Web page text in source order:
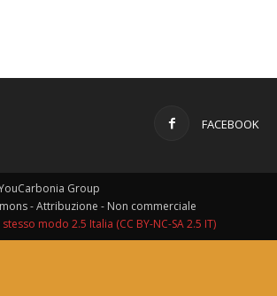
FACEBOOK
Group
- Attribuzione - Non commerciale
modo 2.5 Italia (CC BY-NC-SA 2.5 IT)